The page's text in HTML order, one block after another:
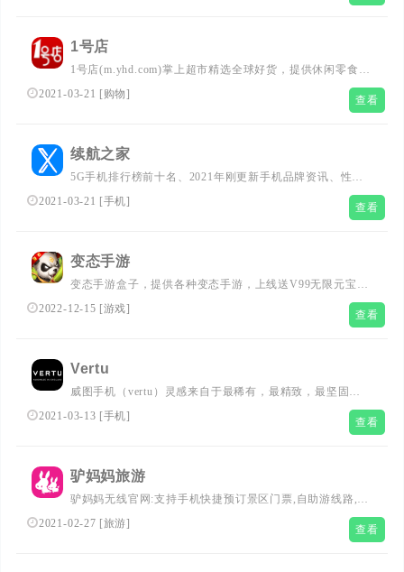
1号店
1号店(m.yhd.com)掌上超市精选全球好货，提供休闲零食、
母婴玩具、进口食品、服饰内衣，1号生鲜、家电家居、手
2021-03-21 [购物] 查看
续航之家
5G手机排行榜前十名、2021年刚更新手机品牌资讯、性价
比最高的手机推荐、国产手机品牌大全。致力于为广大网友
推荐值得买的好产品、汇集优志品牌行业资讯、分享刚更新
2021-03-21 [手机] 查看
变态手游
变态手游盒子，提供各种变态手游，上线送V99无限元宝无
限金币等等游戏！
2022-12-15 [游戏] 查看
Vertu
威图手机（vertu）灵感来自于最稀有，最精致，最坚固的
材料，以创造出独一无二，品质卓越的产品；远远超出了可
能的范围。我们的故事是不懈的重塑和承诺带给您非凡的故
2021-03-13 [手机] 查看
驴妈妈旅游
驴妈妈无线官网:支持手机快捷预订景区门票,自助游线路,全
国酒店,豪华邮轮等各种旅游产品.(中国最领先的在线旅游预
2021-02-27 [旅游] 查看